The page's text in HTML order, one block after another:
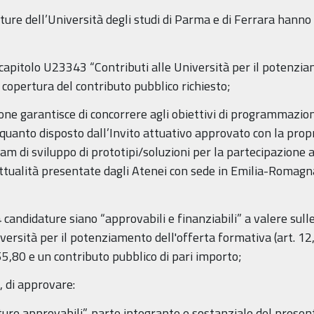
dell’Università degli studi di Parma e di Ferrara
U23343 “Contributi alle Università per il
del contributo pubblico richiesto;
garantisce di concorrere agli obiettivi di
disposto dall’Invito attuativo approvato con la
di sviluppo di prototipi/soluzioni per la partecipazione
presentate dagli Atenei con sede in Emilia-
siano “approvabili e finanziabili” a valere
per il potenziamento dell'offerta formativa (art.
e un contributo pubblico di pari importo;
di approvare: